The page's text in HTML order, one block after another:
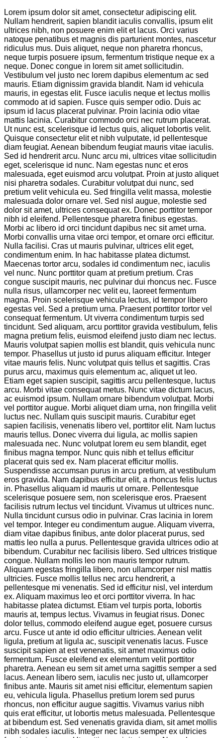
Lorem ipsum dolor sit amet, consectetur adipiscing elit. Nullam hendrerit, sapien blandit iaculis convallis, ipsum elit ultrices nibh, non posuere enim elit et lacus. Orci varius natoque penatibus et magnis dis parturient montes, nascetur ridiculus mus. Duis aliquet, neque non pharetra rhoncus, neque turpis posuere ipsum, fermentum tristique neque ex a neque. Donec congue in lorem sit amet sollicitudin. Vestibulum vel justo nec lorem dapibus elementum ac sed mauris. Etiam dignissim gravida blandit. Nam id vehicula mauris, in egestas elit. Fusce iaculis neque et lectus mollis commodo at id sapien. Fusce quis semper odio. Duis ac ipsum id lacus placerat pulvinar. Proin lacinia odio vitae mattis lacinia. Curabitur commodo orci nec rutrum placerat. Ut nunc est, scelerisque id lectus quis, aliquet lobortis velit. Quisque consectetur elit et nibh vulputate, id pellentesque diam feugiat. Aenean bibendum feugiat mauris vitae iaculis. Sed id hendrerit arcu. Nunc arcu mi, ultrices vitae sollicitudin eget, scelerisque id nunc. Nam egestas nunc et eros malesuada, eget euismod arcu volutpat. Proin at justo aliquet nisi pharetra sodales. Curabitur volutpat dui nunc, sed pretium velit vehicula eu. Sed fringilla velit massa, molestie malesuada dolor ornare vel. Sed nisl augue, molestie sed dolor sit amet, ultrices consequat ex. Donec porttitor tempor nibh id eleifend. Pellentesque pharetra finibus egestas. Morbi ac libero id orci tincidunt dapibus nec sit amet urna. Morbi convallis urna vitae orci tempor, et ornare orci efficitur. Nulla facilisi. Cras ut mauris pulvinar, ultrices elit eget, condimentum enim. In hac habitasse platea dictumst. Maecenas tortor arcu, sodales id condimentum nec, iaculis vel nunc. Nunc porttitor quam at pretium pretium. Cras congue suscipit mauris, nec pulvinar dui rhoncus nec. Fusce nulla risus, ullamcorper nec velit eu, laoreet fermentum magna. Proin scelerisque vehicula lectus, id tempor libero egestas vel. Sed a pretium urna. Praesent porttitor tortor vel consequat fermentum. Ut viverra condimentum turpis sed tincidunt. Sed aliquam, arcu porttitor gravida vestibulum, felis magna pretium felis, euismod eleifend justo diam nec lectus. Mauris volutpat sapien mollis est blandit, quis vehicula nunc tempor. Phasellus ut justo id purus aliquam efficitur. Integer vitae mauris felis. Nunc volutpat quis tellus et sagittis. Cras purus arcu, maximus quis elementum ac, aliquet ut leo. Etiam eget sapien suscipit, sagittis arcu pellentesque, luctus arcu. Morbi vitae consequat metus. Nunc vitae dictum lacus, ac euismod ipsum. Nullam ornare bibendum volutpat. Morbi vel porttitor augue. Morbi aliquet diam urna, non fringilla velit luctus nec. Nullam quis suscipit mauris. Curabitur eget sapien facilisis, venenatis libero vel, porttitor elit. Nam luctus mauris tellus. Donec viverra dui ligula, ac mollis sapien malesuada nec. Nunc volutpat lorem eu sem blandit, eget finibus magna tempor. Nunc quis nibh et tellus efficitur placerat quis sed ex. Nam placerat efficitur mollis. Suspendisse accumsan purus in arcu pretium, at vestibulum eros gravida. Nam dapibus efficitur elit, a rhoncus felis luctus in. Phasellus aliquam id mauris ut ornare. Pellentesque scelerisque posuere sem, non scelerisque eros. Praesent facilisis rutrum lectus vel tincidunt. Vivamus ut ultrices nunc. Nulla tincidunt cursus odio in pulvinar. Cras lacinia in lorem vel tempor. Integer eu condimentum augue. Aliquam viverra, diam vitae dapibus finibus, ante dolor placerat purus, sed mattis leo nulla a purus. Pellentesque gravida ultrices odio at bibendum. Curabitur nec facilisis libero. Sed ultrices tristique congue. Nullam mollis leo non mauris tempor rutrum. Aliquam egestas fringilla libero, non ullamcorper nisl mattis ultricies. Fusce mollis tellus nec arcu hendrerit, a pellentesque mi venenatis. Sed id efficitur nisl, vel interdum ex. Aliquam maximus leo et orci porttitor viverra. In hac habitasse platea dictumst. Etiam vel turpis porta, lobortis mauris at, tempus lectus. Vivamus in feugiat risus. Donec dolor tellus, commodo eleifend augue eget, posuere cursus arcu. Fusce ut ante id odio efficitur ultricies. Aenean velit ligula, pretium at ligula ac, suscipit venenatis lacus. Fusce suscipit sapien at est venenatis, sit amet maximus odio fermentum. Fusce eleifend ex elementum velit porttitor pharetra. Aenean eu sem sit amet urna sagittis semper a sed lacus. Aenean libero sem, iaculis nec justo ut, ullamcorper finibus ante. Mauris sit amet nisi efficitur, elementum sapien eu, vehicula ligula. Phasellus pretium lorem sed purus rhoncus, non efficitur augue sagittis. Vivamus varius nibh quis erat efficitur, ut lobortis metus malesuada. Pellentesque at bibendum est. Sed venenatis gravida diam, sit amet mollis nibh sodales iaculis. Integer nec lacus semper ex ultricies feugiat a quis arcu. Ut mattis suscipit viverra. Nunc rhoncus erat dictum vestibulum volutpat. In volutpat ex orci, vitae egestas orci aliquam vel. Morbi nec convallis lorem. Curabitur sit amet purus non est mattis sollicitudin eu id elit. Nulla ut placerat mauris. Duis at gravida augue. Interdum et malesuada fames ac ante ipsum primis in faucibus. Phasellus eu fermentum libero. Ut sagittis elit sit amet nulla maximus, et gravida metus dapibus. Lorem ipsum dolor sit amet, consectetur adipiscing elit. Pellentesque dui mi, facilisis in accumsan ac, accumsan nec tellus. Donec rutrum dapibus elit, in sollicitudin lacus dictum eu. Vivamus convallis nunc non nunc pharetra, eget commodo diam lobortis. Fusce orci libero, porttitor ut blandit ut, pharetra rhoncus quam. Maecenas eleifend lorem at tincidunt dignissim. Cras in arcu nisi. Donec et posuere magna, ut facilisis ligula. Ut faucibus lorem vitae sapien interdum posuere. Duis ut felis et risus pharetra dictum. Cras eu cursus orci, sit amet elementum ligula. Nullam eu eros non nunc lacinia lacinia. Donec consequat sem massa, sed feugiat massa sagittis non. Vestibulum gravida felis non orci sagittis, laoreet lacinia eros luctus. Donec fermentum quis ex in congue. Lorem ipsum dolor sit amet, consectetur adipiscing elit. Aliquam justo enim, placerat ultrices rutrum ut, faucibus in nisi. Morbi tristique lorem quis porta ultrices. Nunc urna mauris, congue at lorem eget, blandit aliquet enim. Ut molestie, arcu at luctus consectetur, nisi risus lacinia erat, quis varius est nisi et magna. Suspendisse sed lorem bibendum, efficitur dui et, porttitor nibh. Integer viverra, libero dignissim malesuada dapibus, sem purus semper justo, vitae commodo nunc libero eu erat. Vivamus posuere pellentesque dapibus. Quisque quam tortor, ultrices porttitor imperdiet ut, commodo vitae metus. Curabitur gravida auctor fringilla. Nam tristique, ligula eu efficitur ultrices, nisl erat ullamcorper erat, et ornare purus libero a tortor. Nulla facilisis ex in augue gravida, sodales sodales ante pharetra. Vivamus ut lobortis turpis, nec condimentum justo. Vestibulum id gravida ex. Integer laoreet lorem est, eget porttitor risus auctor eu. Mauris lobortis leo a neque euismod ornare. Cras id arcu quis leo congue consequat. Etiam nec volutpat nisi. Sed vestibulum orci a neque ornare sagittis. Curabitur eget erat tincidunt, pharetra elit ut, fermentum nibh. Nunc maximus elementum magna, sit amet lacinia ligula congue laoreet. Etiam condimentum ex eget massa cursus, id dapibus arcu sodales. Curabitur scelerisque magna a gravida condimentum. Mauris eget odio a diam rutrum condimentum sed a odio. Aenean cursus risus eu lobortis congue. Fusce ultricies justo tellus, vel sodales nunc ultrices eget. Donec metus est, porttitor vel erat sit amet, blandit ullamcorper erat. Curabitur nibh ipsum, sodales faucibus faucibus et, scelerisque et velit. Proin vel placerat risus, eget tempus urna. Curabitur sollicitudin aliquam fermentum. Quisque sapien arcu, egestas vitae pretium nec, pellentesque venenatis dui. Fusce nisi ante, porttitor quis elementum vitae, rhoncus eu est. Aenean eros erat, convallis interdum mi vel, vestibulum luctus turpis. Pellentesque ut placerat est. Etiam pretium ullamcorper efficitur. Vestibulum luctus mi ligula, a consectetur dui suscipit sit amet. Morbi lectus tellus, semper et elementum vel, vulputate sit amet nulla. Cras tempor urna eu blandit vestibulum. Morbi convallis arcu nibh, vitae convallis lectus laoreet a. Pellentesque non velit rhoncus, iaculis lectus eget, mollis ligula. Nam sollicitudin tempus justo, sed scelerisque mauris sodales at. Aenean ut felis posuere, vulputate dui et, fermentum magna. Morbi lacinia dignissim interdum. Aliquam sed tellus maximus mauris mollis iaculis sit amet non quam. Quisque nisi lorem, porttitor vel turpis eget, pellentesque suscipit dui. Aenean sodales ipsum ac ipsum feugiat, sed viverra ipsum tincidunt. Aliquam dictum leo augue. Aliquam tempor quis purus at feugiat. Suspendisse tincidunt, orci vel pretium finibus, risus justo lacinia lectus, id dictum nunc sem sed nulla. Proin mollis elit eget felis scelerisque euismod. Nunc vestibulum justo arcu, nec eleifend augue interdum et. Phasellus massa nisi, dignissim a consequat at, pulvinar et orci. Etiam at lacus vitae mi efficitur aliquam ac quis ex. Donec a augue vel ligula hendrerit feugiat. Interdum et malesuada fames ac ante ipsum primis in faucibus. Quisque non sollicitudin mi, non auctor arcu. Nunc id finibus risus, non mollis ante. Sed nec lorem eget tortor commodo consequat. Ut facilisis blandit nunc eget rhoncus. Phasellus a malesuada nulla. Phasellus pretium mollis sem id porttitor. Vivamus dictum metus non elit tempor, vitae posuere nulla eleifend. Pellentesque a enim nulla. Donec eleifend nibh vel nulla sollicitudin, ac mollis arcu pharetra. Fusce ac venenatis elit, vitae pellentesque metus. Duis accumsan, massa vel consequat volutpat, ipsum tellus euismod felis, nec commodo velit arcu vitae est. Nunc faucibus risus vel pharetra fermentum. Donec lorem nulla, accumsan in lacus quis, lobortis malesuada ipsum. Fusce condimentum nunc et sapien vestibulum